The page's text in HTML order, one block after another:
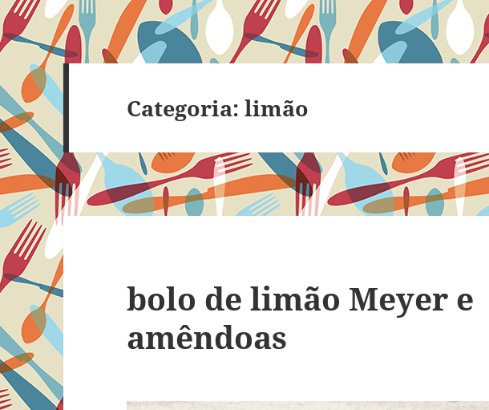
Categoria:limão
bolo de limão Meyer e
amêndoas